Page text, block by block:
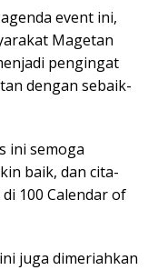
event ini,
Magetan
pengingat
dengan sebaik-
ini semoga
baik, dan cita-
100 Calendar of
juga dimeriahkan